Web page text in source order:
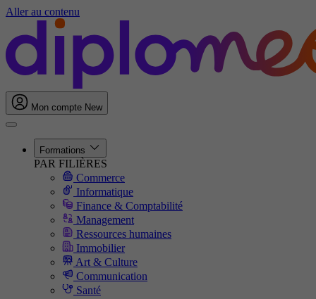
Aller au contenu
Mon compte New
Formations
PAR FILIÈRES
Commerce
Informatique
Finance & Comptabilité
Management
Ressources humaines
Immobilier
Art & Culture
Communication
Santé